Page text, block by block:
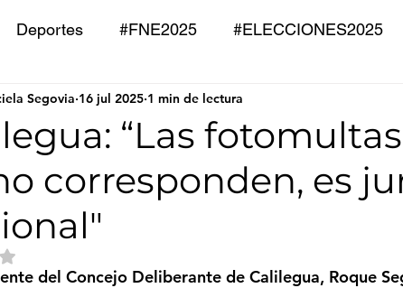
Deportes #FNE2025 #ELECCIONES2025
Ledesma Policiales Jujuy
Turismo Mascotas Entrevistas
“Las
corresponden, es
Segovia 16 jul 2025 1 min de lectura
NaN de 5 estrellas.
del Concejo Deliberante de Calilegua, Roque